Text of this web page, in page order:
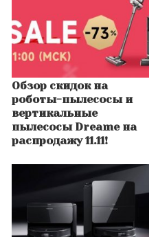
Обзор скидок на
роботы-пылесосы и
вертикальные
пылесосы Dreame на
распродажу 11.11!